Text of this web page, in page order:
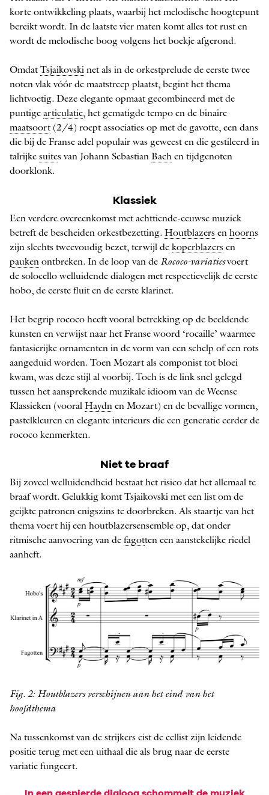
korte ontwikkeling plaats, waarbij het melodische hoogtepunt
bereikt wordt. In de laatste vier maten komt alles tot rust en
wordt de melodische boog volgens het boekje afgerond.
OmdatTsjaikovski net als in de orkestprelude de eerste twee
noten vlak vóór de maatstreep plaatst, begint het thema
lichtvoetig. Deze elegante opmaat gecombineerd met de
puntige ­ articulatie, het gematigde tempo en de binaire
maatsoort(2/4) roept associaties op met de gavotte, een dans
die bij de Franse adel populair was geweest en die gestileerd in
talrijke suites van Johann ­Sebastian Bach en tijdgenoten
doorklonk.
Klassiek
Een verdere overeenkomst met achttiende-eeuwse muziek
betreft de bescheiden orkestbezetting. Houtblazers en hoorns
zijn slechts tweevoudig bezet, terwijl de koperblazers en
pauken ontbreken. In de loop van de Rococo-variatiesvoert
de solocello welluidende dialogen met respectievelijk de eerste
hobo, de eerste fluit en de eerste klarinet.
Het begrip rococo heeft vooral betrekking op de beeldende
kunsten en verwijst naar het Franse woord ‘rocaille’ waarmee
fantasierijke ornamenten in de vorm van een schelp of een rots
aangeduid worden. Toen Mozart als componist tot bloei
kwam, was deze stijl al voorbij. Toch is de link snel gelegd
tussen het aansprekende muzikale idioom van de Weense
Klassieken (vooral Haydn en Mozart) en de bevallige vormen,
pastelkleuren en elegante interieurs die een generatie eerder de
rococo kenmerkten.
Niet te braaf
Bij zoveel welluidendheid bestaat het risico dat het allemaal te
braaf wordt. Gelukkig komt Tsjaikovski met een list om de
geijkte ­patronen enigszins te doorbreken. Als staartje van het
thema voert hij een houtblazersensemble op, dat onder
ritmische aanvoering van de fagotten een aanstekelijke riedel
aanheft.
Fig. 2: Houtblazers verschijnen aan het eind van het
hoofdthema
Na tussenkomst van de strijkers eist de cellist zijn leidende
positie terug met een uithaal die als brug naar de eerste
variatie fungeert.